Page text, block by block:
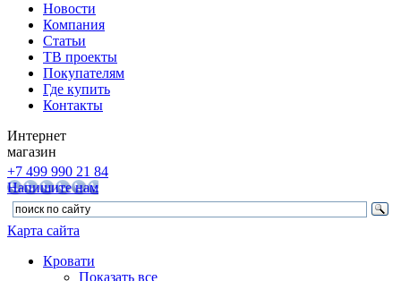
Новости
Компания
Статьи
ТВ проекты
Покупателям
Где купить
Контакты
Интернет
магазин
+7 499 990 21 84
Напишите нам
Карта сайта
Кровати
Показать все